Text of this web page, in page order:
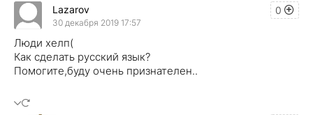
0
Lazarov
30 декабря 2019 17:57
Люди хелп(
Как сделать русский язык?
Помогите,буду очень признателен..